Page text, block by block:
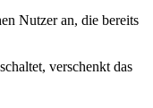
Nutzer an, die bereits
verschenkt das